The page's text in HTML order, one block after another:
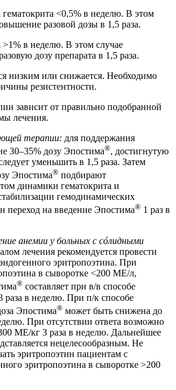
гематокрита <0,5% в неделю. В этом
разовой дозы в 1,5 раза.
>1% в неделю. В этом случае
дозу препарата в 1,5 раза.
низким или снижается. Необходимо
резистентности.
зависит от правильно подобранной
лечения.
терапии: для поддержания
30–35% дозу Эпостима®, достигнутую
уменьшить в 1,5 раза. Затем
Эпостима® подбирают
динамики гематокрита и
гемодинамических
переход на введение Эпостима® 1 раз в
анемии у больных с сóлидными
лечения рекомендуется провести
эритропоэтина. При
в сыворотке <200 МЕ/л,
® составляет при в/в способе
раза в неделю. При п/к способе
Эпостима® может быть снижена до
При отсутствии ответа возможно
МЕ/кг 3 раза в неделю. Дальнейшее
нецелесообразным. Не
эритропоэтин пациентам с
эритропоэтина в сыворотке >200